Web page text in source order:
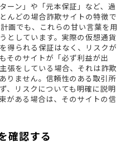
ーン」や「元本保証」など、過
んどの場合詐欺サイトの特徴で
画でも、これらの甘い言葉を用
としています。実際の仮想通貨
得られる保証はなく、リスクが
そのサイトが「必ず利益が出
張をしている場合、それは詐欺
りません。信頼性のある取引所
、リスクについても明確に説明
がある場合は、そのサイトの信
確認する